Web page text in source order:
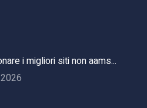
i migliori siti non aams...